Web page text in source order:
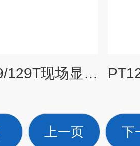
PT124B-129/129T现场显示型熔体压力变送器
上一页 下